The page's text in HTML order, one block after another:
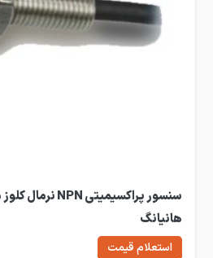
هانیانگ
استعلام قیمت